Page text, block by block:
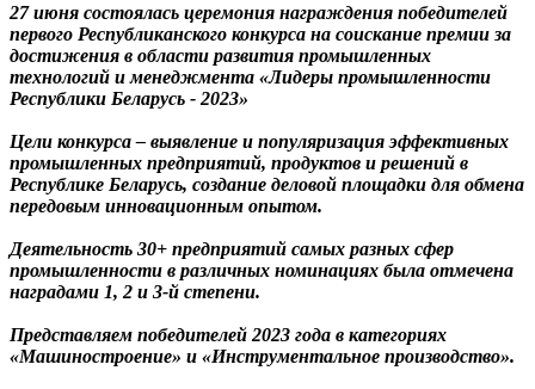
27 июня состоялась церемония награждения победителей
первого Республиканского конкурса на соискание премии за
достижения в области развития промышленных
технологий и менеджмента «Лидеры промышленности
Республики Беларусь - 2023»
Цели конкурса – выявление и популяризация эффективных
промышленных предприятий, продуктов и решений в
Республике Беларусь, создание деловой площадки для обмена
передовым инновационным опытом.
Деятельность 30+ предприятий самых разных сфер
промышленности в различных номинациях была отмечена
наградами 1, 2 и 3-й степени.
Представляем победителей 2023 года в категориях
«Машиностроение» и «Инструментальное производство».